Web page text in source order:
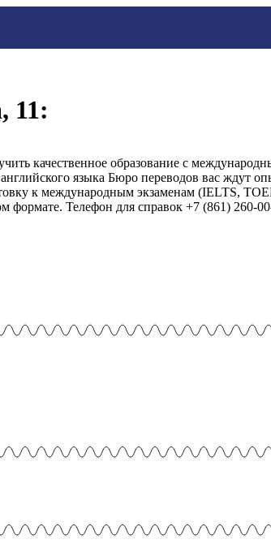
11:
качественное образование с
языка Бюро переводов вас ждут
к международным экзаменам (IELTS,
формате. Телефон для справок +7 (861) 260-